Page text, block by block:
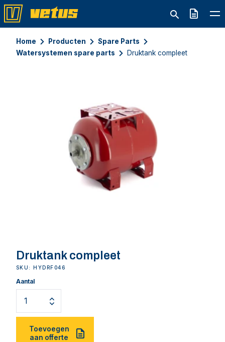
Offerte
Home Producten
Spare Parts
Watersystemen spare parts
Druktank compleet
Druktank compleet
SKU: HYDRF046
Aantal
Toevoegen
aan offerte